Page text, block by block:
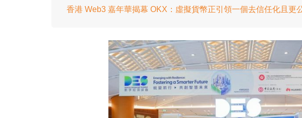
香港 Web3 嘉年華揭幕 OKX：虛擬貨幣正引領一個去信任化且更